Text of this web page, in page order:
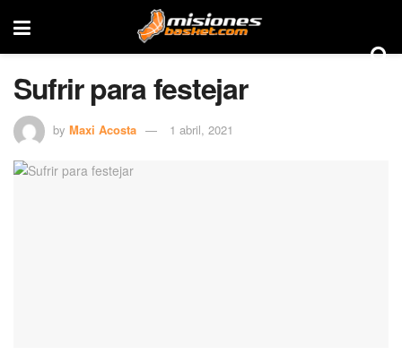
Sufrir para festejar
by Maxi Acosta 1 abril, 2021